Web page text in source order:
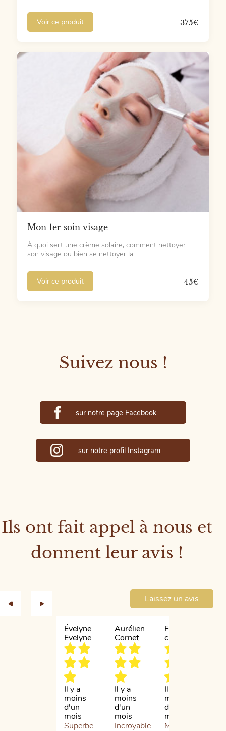
Voir ce produit 375€
Mon 1er soin visage
À quoi sert une crème solaire, comment nettoyer
son visage ou bien se nettoyer la…
Voir ce produit 45€
Suivez nous !
sur notre page Facebook
sur notre profil Instagram
Ils ont fait appel à nous et
donnent leur avis !
Laissez un avis
Évelyne
Evelyne
Il y a
moins
d'un
mois
Superbe
Aurélien
Cornet
Il y a
moins
d'un
mois
Incroyable
Fournier
chloé
Il y a
moins
d'un
mois
Massage